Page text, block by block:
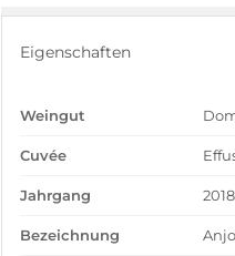
Eigenschaften
Weingut
Cuvée
Jahrgang 2018
Bezeichnung